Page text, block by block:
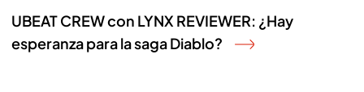
UBEAT CREW con LYNX REVIEWER: ¿Hay
esperanza para la saga Diablo?